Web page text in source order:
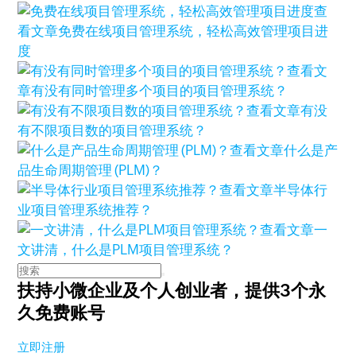
查
看文章免费在线项目管理系统，轻松高效管理项目进
度
查看文
章有没有同时管理多个项目的项目管理系统？
查看文章有没
有不限项目数的项目管理系统？
查看文章什么是产
品生命周期管理 (PLM)？
查看文章半导体行
业项目管理系统推荐？
查看文章一
文讲清，什么是PLM项目管理系统？
扶持小微企业及个人创业者，提供3个永
久免费账号
立即注册